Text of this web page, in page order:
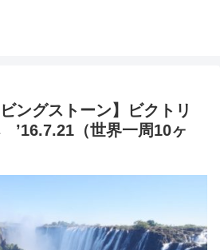
ングストーン】ビクトリ
’16.7.21（世界一周10ヶ